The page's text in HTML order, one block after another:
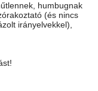
humbugnak
(és nincs
irányelvekkel),